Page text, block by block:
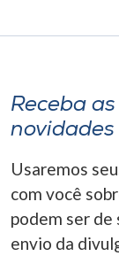
A-
Receba as
novidades
Usaremos
com você
podem ser de
envio da